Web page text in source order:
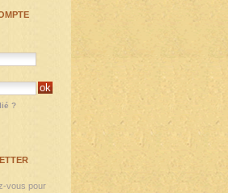
?
vous pour